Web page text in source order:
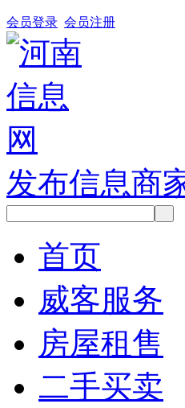
会员登录 会员注册
发布信息商
首页
威客服务
房屋租售
二手买卖